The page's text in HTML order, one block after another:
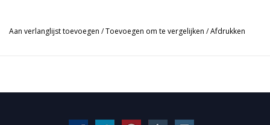
Aan verlanglijst toevoegen /Toevoegen om te vergelijken /Afdrukken